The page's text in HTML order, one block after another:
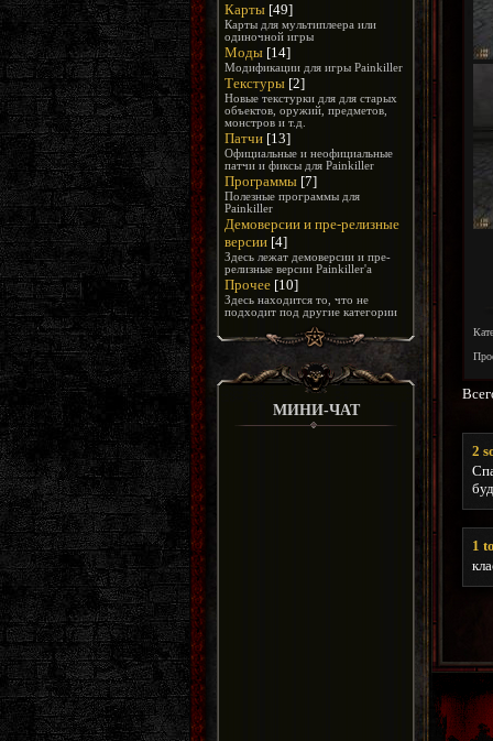
Карты [49]
Карты для мультиплеера или
одиночной игры
Моды [14]
Модификации для игры Painkiller
Текстуры [2]
Новые текстурки для для старых
объектов, оружий, предметов,
монстров и т.д.
Патчи [13]
Официальные и неофициальные
патчи и фиксы для Painkiller
Программы [7]
Полезные программы для
Painkiller
Демоверсии и пре-релизные
версии [4]
Здесь лежат демоверсии и пре-
релизные версии Painkiller'а
Прочее [10]
Здесь находится то, что не
подходит под другие категории
МИНИ-ЧАТ
2
1